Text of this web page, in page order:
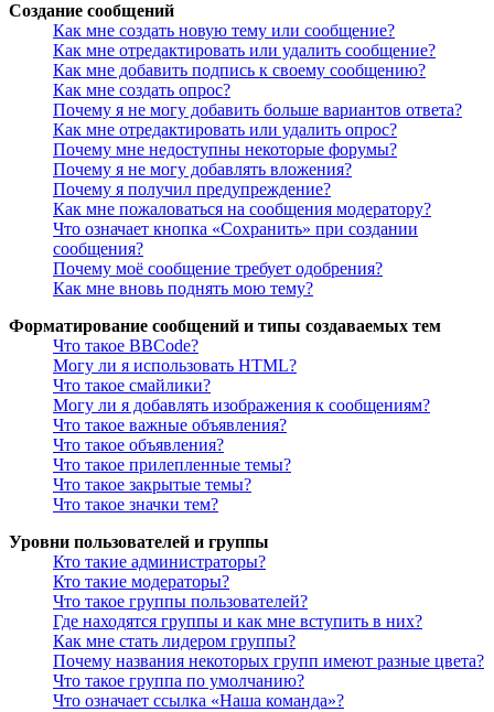
Создание сообщений
Как мне создать новую тему или сообщение?
Как мне отредактировать или удалить сообщение?
Как мне добавить подпись к своему сообщению?
Как мне создать опрос?
Почему я не могу добавить больше вариантов ответа?
Как мне отредактировать или удалить опрос?
Почему мне недоступны некоторые форумы?
Почему я не могу добавлять вложения?
Почему я получил предупреждение?
Как мне пожаловаться на сообщения модератору?
Что означает кнопка «Сохранить» при создании
сообщения?
Почему моё сообщение требует одобрения?
Как мне вновь поднять мою тему?
Форматирование сообщений и типы создаваемых тем
Что такое BBCode?
Могу ли я использовать HTML?
Что такое смайлики?
Могу ли я добавлять изображения к сообщениям?
Что такое важные объявления?
Что такое объявления?
Что такое прилепленные темы?
Что такое закрытые темы?
Что такое значки тем?
Уровни пользователей и группы
Кто такие администраторы?
Кто такие модераторы?
Что такое группы пользователей?
Где находятся группы и как мне вступить в них?
Как мне стать лидером группы?
Почему названия некоторых групп имеют разные цвета?
Что такое группа по умолчанию?
Что означает ссылка «Наша команда»?